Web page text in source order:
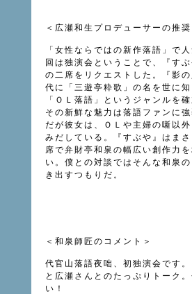
＜広瀬和生プロデューサーの推奨
「女性ならではの新作落語」で
回は独演会ということで、『す
の二席をリクエストした。『影
代に「三遊亭粋歌」の名を世に知
「ＯＬ落語」というジャンルを
その新鮮な魅力は落語ファンに強
だが彼女は、ＯＬや主婦の噺以
みだしている。『すぶや』はま
席で弁財亭和泉の幅広い創作力
い。僕との対談ではそんな和泉の
き出すつもりだ。
＜和泉師匠のコメント＞
代官山落語夜咄、初独演会です
と広瀬さんとのたっぷりトーク
い！